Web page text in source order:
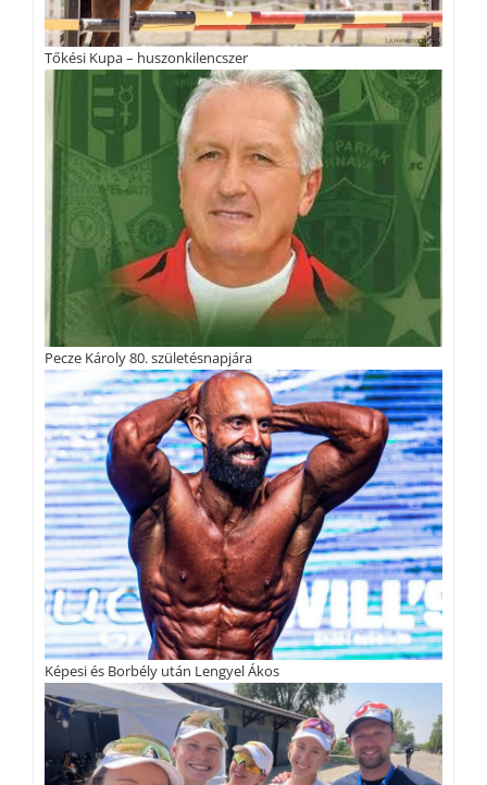
Tőkési Kupa – huszonkilencszer
Pecze Károly 80. születésnapjára
Képesi és Borbély után Lengyel Ákos